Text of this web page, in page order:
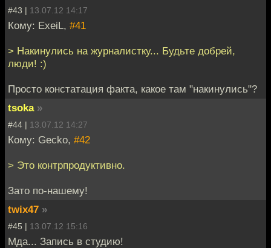
#43 | 13.07.12 14:17
Кому: ExeiL, #41
> Накинулись на журналистку... Будьте добрей,
люди! :)
Просто констатация факта, какое там "накинулись"?
tsoka »
#44 | 13.07.12 14:27
Кому: Gecko, #42
> Это контрпродуктивно.
Зато по-нашему!
twix47 »
#45 | 13.07.12 15:16
Мда... Запись в студию!